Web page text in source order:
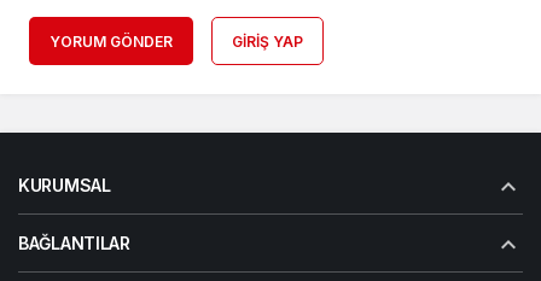
YORUM GÖNDER GIRIŞ YAP
KURUMSAL
BAĞLANTILAR